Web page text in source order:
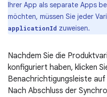
Ihrer App als separate Apps
möchten, müssen Sie jeder
applicationId zuweisen.
Nachdem Sie die
konfiguriert haben, klicken
Benachrichtigungsleiste auf
Nach Abschluss der